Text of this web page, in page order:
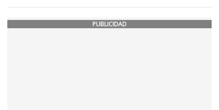
PUBLICIDAD